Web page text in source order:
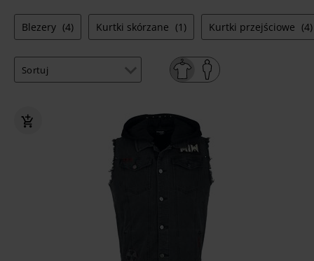
Blezery (4) Kurtki skórzane (1) Kurtki przejściowe (4)